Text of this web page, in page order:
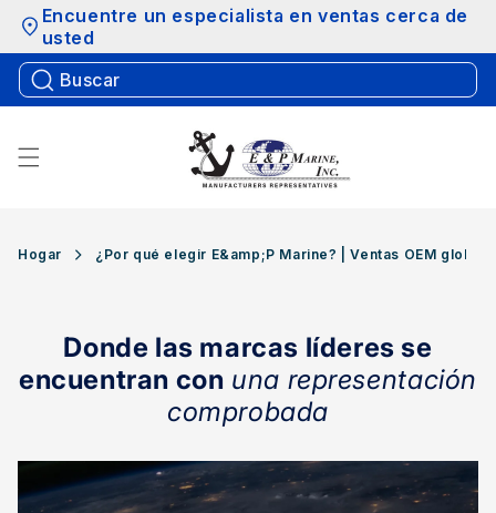
Saltar al
contenido
Encuentre un especialista en ventas cerca de
usted
Hogar ¿Por qué elegir E&amp;P Marine? | Ventas OEM
Donde las marcas líderes se
encuentran con una representación
comprobada